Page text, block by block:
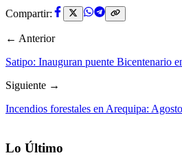
Compartir:
← Anterior
Satipo: Inauguran puente Bicentenario
Siguiente →
Incendios forestales en Arequipa:
Lo Último